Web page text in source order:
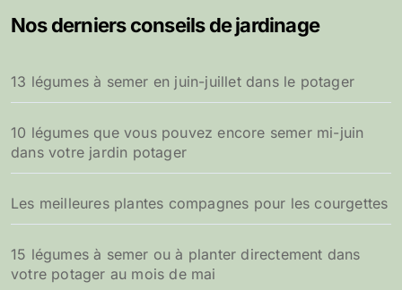
Nos derniers conseils de jardinage
13 légumes à semer en juin-juillet dans le potager
10 légumes que vous pouvez encore semer mi-juin
dans votre jardin potager
Les meilleures plantes compagnes pour les courgettes
15 légumes à semer ou à planter directement dans
votre potager au mois de mai